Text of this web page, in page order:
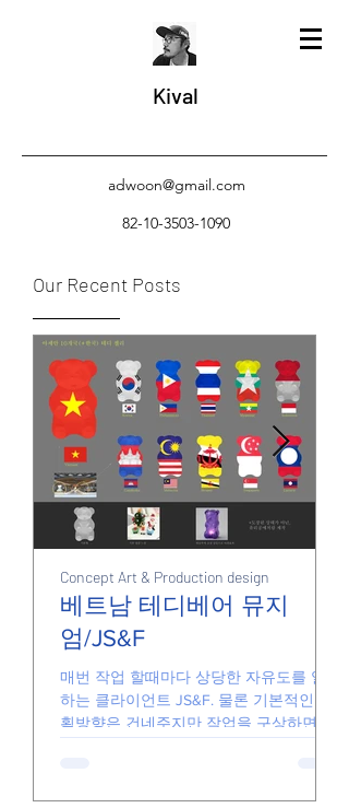
Kival
adwoon@gmail.com
82-10-3503-1090
Our Recent Posts
베트남 테디베어 뮤지
엄/JS&F
매번 작업 할때마다 상당한 자유도를 일임
하는 클라이언트 JS&F. 물론 기본적인 기
획방향은 건네주지만 작업을 구상하면서
Concept Art & Production design